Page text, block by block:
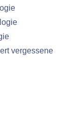
vergessene